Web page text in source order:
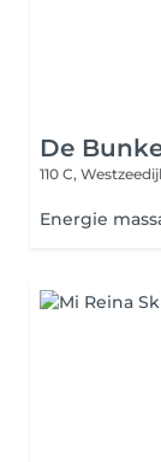
De
110 C,
Energie